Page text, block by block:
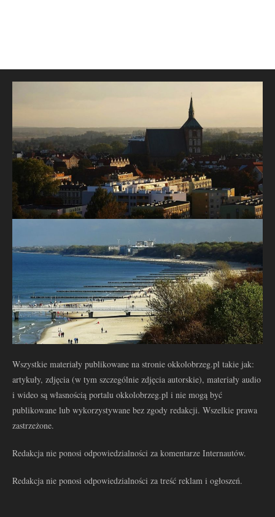
Wszystkie materiały publikowane na stronie okkolobrzeg.pl takie jak:
artykuły, zdjęcia (w tym szczególnie zdjęcia autorskie), materiały audio
i wideo są własnością portalu okkolobrzeg.pl i nie mogą być
publikowane lub wykorzystywane bez zgody redakcji. Wszelkie prawa
zastrzeżone.
Redakcja nie ponosi odpowiedzialności za komentarze Internautów.
Redakcja nie ponosi odpowiedzialności za treść reklam i ogłoszeń.